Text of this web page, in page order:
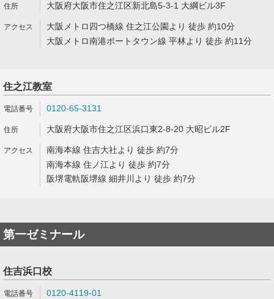
大阪府大阪市住之江区新北島5-3-1 大綱ビル3F
大阪メトロ四つ橋線 住之江公園より 徒歩 約10分
大阪メトロ南港ポートタウン線 平林より 徒歩 約11分
住之江教室
0120-65-3131
大阪府大阪市住之江区浜口東2-8-20 大昭ビル2F
南海本線 住吉大社より 徒歩 約7分
南海本線 住ノ江より 徒歩 約7分
阪堺電軌阪堺線 細井川より 徒歩 約7分
第一ゼミナール
住吉浜口校
0120-4119-01